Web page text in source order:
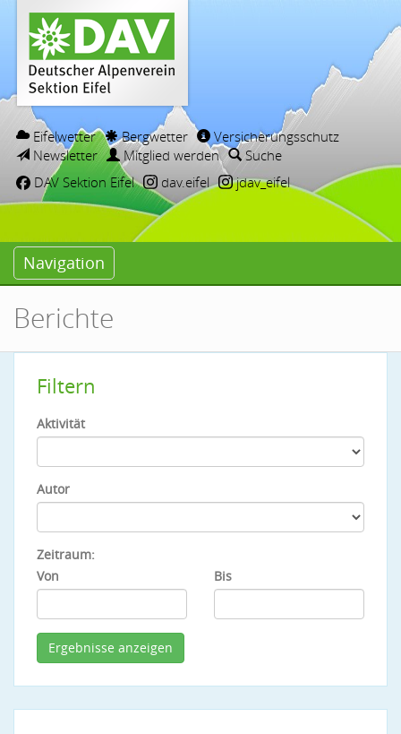
Eifelwetter Bergwetter
Versicherungsschutz
Newsletter
Mitglied werden
Suche
DAV Sektion Eifel
dav.eifel jdav_eifel
Navigation
Berichte
Filtern
Aktivität
Autor
Zeitraum:
Von
Bis